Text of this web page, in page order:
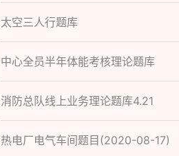
太空三人行题库
中心全员半年体能考核理论题库
消防总队线上业务理论题库4.21
热电厂电气车间题目(2020-08-17)